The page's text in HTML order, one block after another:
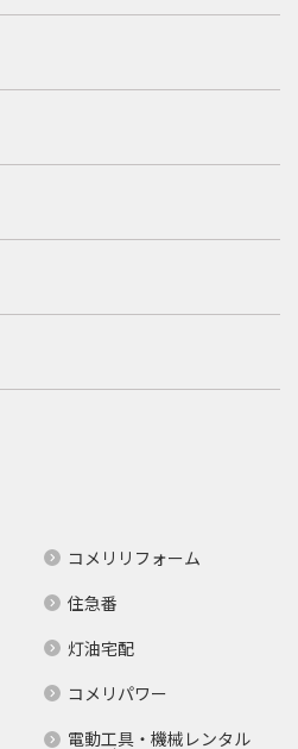
コメリリフォーム
住急番
灯油宅配
コメリパワー
電動工具・機械レンタル